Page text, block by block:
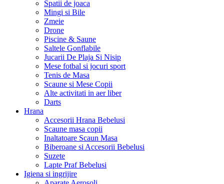
Spatii de joaca
Mingi si Bile
Zmeie
Drone
Piscine & Saune
Saltele Gonflabile
Jucarii De Plaja Si Nisip
Mese fotbal si jocuri sport
Tenis de Masa
Scaune si Mese Copii
Alte activitati in aer liber
Darts
Hrana
Accesorii Hrana Bebelusi
Scaune masa copii
Inaltatoare Scaun Masa
Biberoane si Accesorii Bebelusi
Suzete
Lapte Praf Bebelusi
Igiena si ingrijire